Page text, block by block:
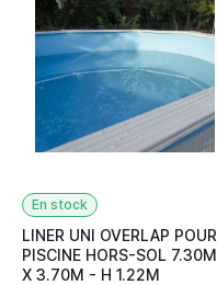
En stock
LINER UNI OVERLAP POUR
PISCINE HORS-SOL 7.30M
X 3.70M - H 1.22M